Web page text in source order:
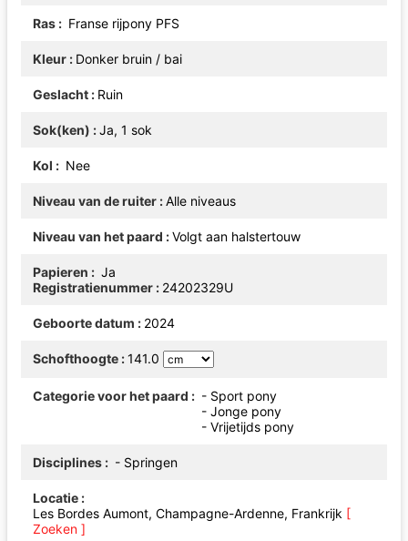
Ras Franse rijpony PFS
Kleur Donker bruin / bai
Geslacht Ruin
Sok(ken) Ja, 1 sok
Kol Nee
Niveau van de ruiter Alle niveaus
Niveau van het paard Volgt aan halstertouw
Papieren
Ja
Registratienummer
24202329U
Geboorte datum 2024
Schofthoogte 141.0
Categorie voor het paard
- Sport pony
- Jonge pony
- Vrijetijds pony
Disciplines - Springen
Locatie
Les Bordes Aumont, Champagne-Ardenne, Frankrijk [
Zoeken ]